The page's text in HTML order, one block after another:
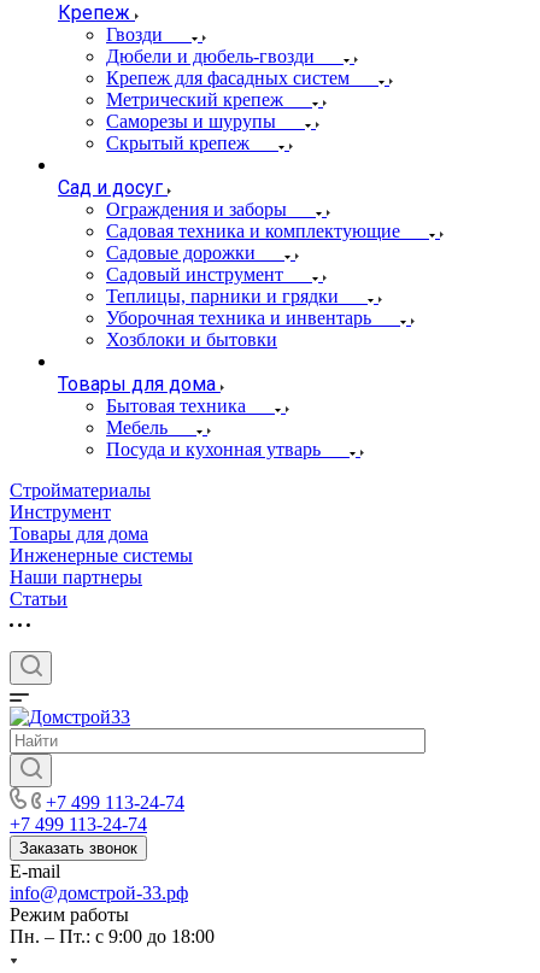
Крепеж
Гвозди
Дюбели и дюбель-гвозди
Крепеж для фасадных систем
Метрический крепеж
Саморезы и шурупы
Скрытый крепеж
Сад и досуг
Ограждения и заборы
Садовая техника и комплектующие
Садовые дорожки
Садовый инструмент
Теплицы, парники и грядки
Уборочная техника и инвентарь
Хозблоки и бытовки
Товары для дома
Бытовая техника
Мебель
Посуда и кухонная утварь
Стройматериалы
Инструмент
Товары для дома
Инженерные системы
Наши партнеры
Статьи
+7 499 113-24-74
+7 499 113-24-74
Заказать звонок
E-mail
info@домстрой-33.рф
Режим работы
Пн. – Пт.: с 9:00 до 18:00